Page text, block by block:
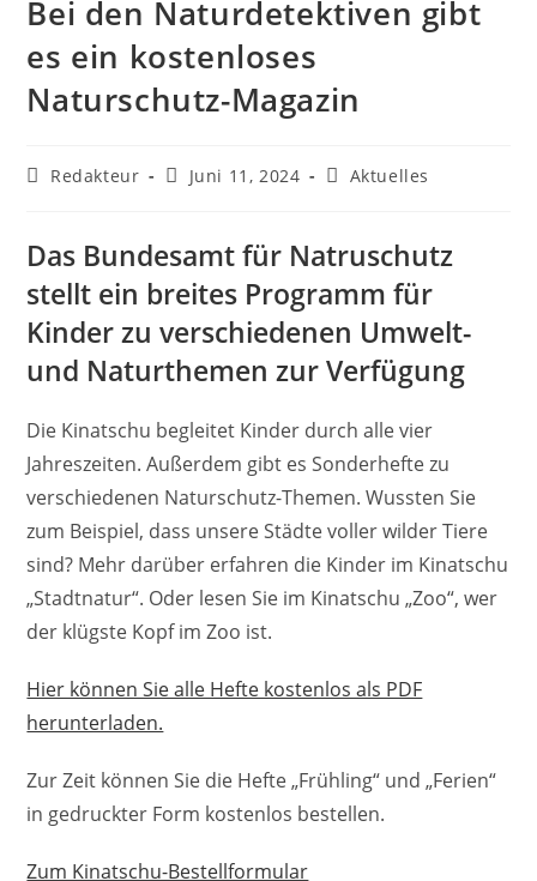
Bei den Naturdetektiven gibt
es ein kostenloses
Naturschutz-Magazin
Beitrags-
Redakteur
Beitrag
Juni 11, 2024
Beitrags-
Aktuelles
Das Bundesamt für Natruschutz
stellt ein breites Programm für
Kinder zu verschiedenen Umwelt-
und Naturthemen zur Verfügung
Die Kinatschu begleitet Kinder durch alle vier
Jahreszeiten. Außerdem gibt es Sonderhefte zu
verschiedenen Naturschutz-Themen. Wussten Sie
zum Beispiel, dass unsere Städte voller wilder Tiere
sind? Mehr darüber erfahren die Kinder im Kinatschu
„Stadtnatur“. Oder lesen Sie im Kinatschu „Zoo“, wer
der klügste Kopf im Zoo ist.
Hier können Sie alle Hefte kostenlos als PDF
herunterladen.
Zur Zeit können Sie die Hefte „Frühling“ und „Ferien“
in gedruckter Form kostenlos bestellen.
Zum Kinatschu-Bestellformular